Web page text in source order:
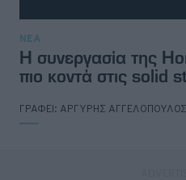
ΝΕΑ
Η συνεργασία της
πιο κοντά στις solid
ΓΡΑΦΕΙ: ΑΡΓΥΡΗΣ ΑΓΓΕΛΟΠΟΥΛΟΣ